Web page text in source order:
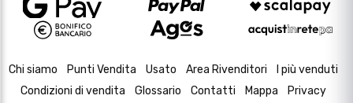
Chi siamo Punti Vendita Usato Area Rivenditori
I più venduti
Condizioni di vendita
Glossario Contatti Mappa
Privacy